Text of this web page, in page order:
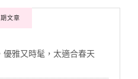
文章
優雅又時髦，太適合春天